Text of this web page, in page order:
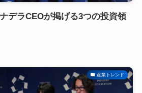
デラCEOが掲げる3つの投資領
産業トレンド